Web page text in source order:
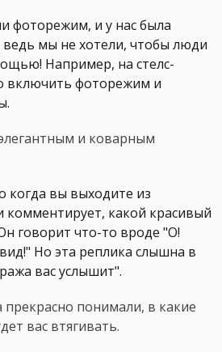
фоторежим, и у нас была
ведь мы не хотели, чтобы люди
Например, на стелс-
включить фоторежим и
и коварным
когда вы выходите из
какой красивый
говорит что-то вроде "О!
Но эта реплика слышна в
вас услышит".
понимали, в какие
вас втягивать.